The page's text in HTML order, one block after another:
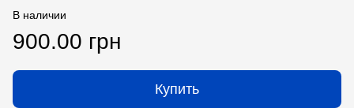
В наличии
900.00 грн
Купить